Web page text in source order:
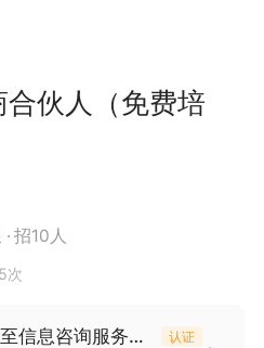
伙人（免费培
招10人
次
石家庄有梦则至信息咨询服务有限公司 认证